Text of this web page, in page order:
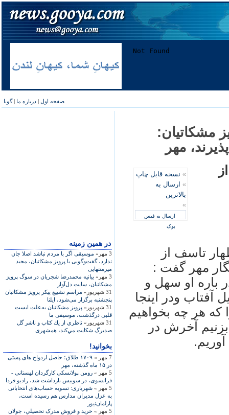
صفحه اول | درباره ما |گویا
در همين زمينه
3 مهر»
موسيقی اگر با مردم نباشد اصلا جان
ندارد، گفت‌وگويی با پرويز مشکاتيان، مجيد
ميرمنتهايی
3 مهر»
بيانيه محمدرضا شجريان در سوگ پرويز
مشکاتيان، سايت دل‌آواز
31 شهریور»
مراسم تشييع پيکر پرويز مشکاتيان
پنجشنبه برگزار می‌شود، ايلنا
31 شهریور»
پرويز مشکاتيان به‌علت ايست
قلبی درگذشت، موسيقی ما
31 شهریور»
ناظري از يك كتاب و ناشر گل
صدبرگ شكايت مي‌كند، همشهری
بخوانید!
7 مهر »
۱۷۰۹ طلاق؛ حاصل ازدواج های پستی
در ۱۵ ماه گذشته، مهر
5 مهر »
رومن پولانسکی کارگردان لهستانی -
فرانسوی، در سوییس بازداشت شد، رادیو فردا
5 مهر »
شهریاری: تسویه حساب‌های انتخاباتی
به عزل مدیران مدارس هم رسیده است،
پارلمان‌نیوز
5 مهر »
خريد و فروش مدرک تحصيلي، جولان
مشکاتيان:
مهر
» نسخه قابل چاپ
» ارسال به
بالاترین
»
ارسال به فیس
بوک
تاسف از
مهر گفت :
باره او سهل و
آفتاب ودر اينجا
که هر چه بخواهيم
آخرش در